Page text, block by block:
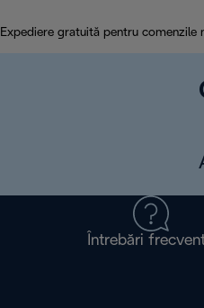
Expediere gratuită pentru comenzile
Întrebări